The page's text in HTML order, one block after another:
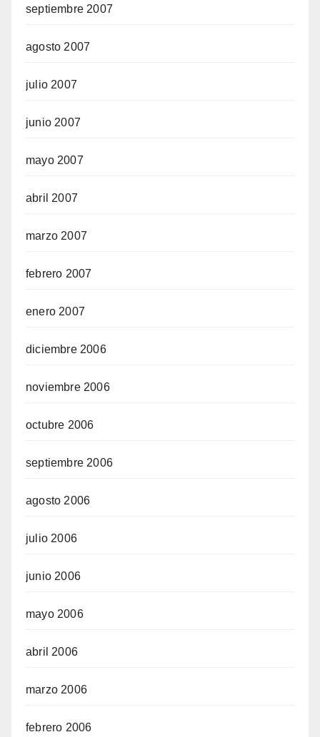
septiembre 2007
agosto 2007
julio 2007
junio 2007
mayo 2007
abril 2007
marzo 2007
febrero 2007
enero 2007
diciembre 2006
noviembre 2006
octubre 2006
septiembre 2006
agosto 2006
julio 2006
junio 2006
mayo 2006
abril 2006
marzo 2006
febrero 2006